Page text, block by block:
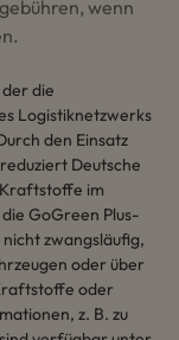
wenn
die
Logistiknetzwerks
den Einsatz
Deutsche
im
GoGreen Plus-
zwangsläufig,
oder über
oder
z. B. zu